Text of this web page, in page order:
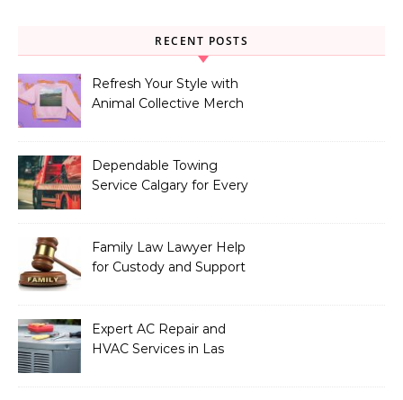
RECENT POSTS
Refresh Your Style with
Animal Collective Merch
Dependable Towing
Service Calgary for Every
Family Law Lawyer Help
for Custody and Support
Expert AC Repair and
HVAC Services in Las